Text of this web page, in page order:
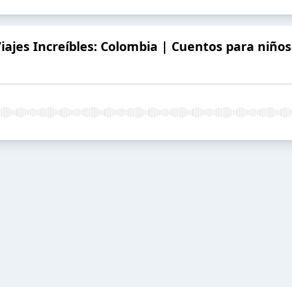
Increíbles: Colombia | Cuentos para niños